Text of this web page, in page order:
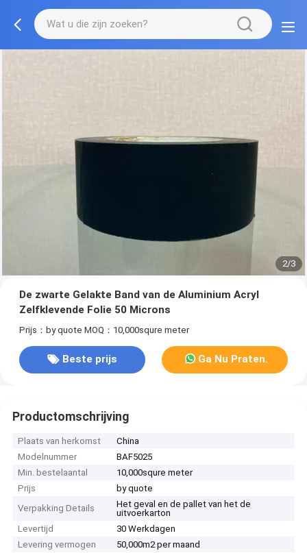
2/3
De zwarte Gelakte Band van de Aluminium Acryl
Zelfklevende Folie 50 Microns
Prijs：by quote MOQ：10,000squre meter
Beste prijs Ga Nu Praten.
Productomschrijving
Plaats van herkomst
China
Modelnummer
BAF5025
Min. bestelaantal
10,000squre meter
Prijs
by quote
Verpakking Details
Het geval en de pallet van het de
uitvoerkarton
Levertijd
30 Werkdagen
Levering vermogen
50,000m2 per maand